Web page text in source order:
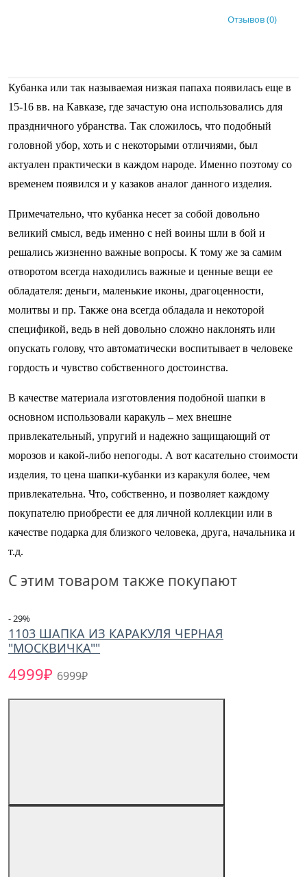
Отзывов (0)
Кубанка или так называемая низкая папаха появилась еще в
15-16 вв. на Кавказе, где зачастую она использовались для
праздничного убранства. Так сложилось, что подобный
головной убор, хоть и с некоторыми отличиями, был
актуален практически в каждом народе. Именно поэтому со
временем появился и у казаков аналог данного изделия.
Примечательно, что кубанка несет за собой довольно
великий смысл, ведь именно с ней воины шли в бой и
решались жизненно важные вопросы. К тому же за самим
отворотом всегда находились важные и ценные вещи ее
обладателя: деньги, маленькие иконы, драгоценности,
молитвы и пр. Также она всегда обладала и некоторой
спецификой, ведь в ней довольно сложно наклонять или
опускать голову, что автоматически воспитывает в человеке
гордость и чувство собственного достоинства.
В качестве материала изготовления подобной шапки в
основном использовали каракуль – мех внешне
привлекательный, упругий и надежно защищающий от
морозов и какой-либо непогоды. А вот касательно стоимости
изделия, то цена шапки-кубанки из каракуля более, чем
привлекательна. Что, собственно, и позволяет каждому
покупателю приобрести ее для личной коллекции или в
качестве подарка для близкого человека, друга, начальника и
т.д.
C этим товаром также покупают
- 29%
1103 ШАПКА ИЗ КАРАКУЛЯ ЧЕРНАЯ
"МОСКВИЧКА""
4999₽ 6999₽